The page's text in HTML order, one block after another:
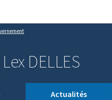
Lex DELLES
Actualités